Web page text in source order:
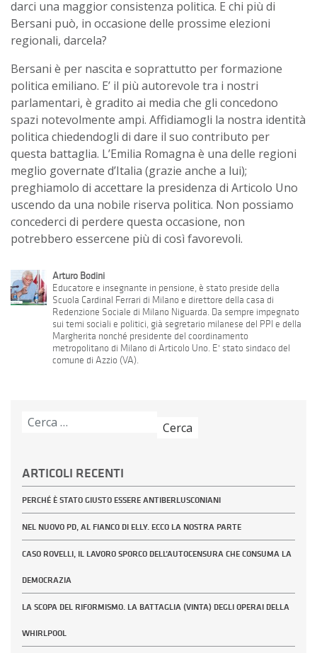
darci una maggior consistenza politica. E chi più di
Bersani può, in occasione delle prossime elezioni
regionali, darcela?
Bersani è per nascita e soprattutto per formazione
politica emiliano. E’ il più autorevole tra i nostri
parlamentari, è gradito ai media che gli concedono
spazi notevolmente ampi. Affidiamogli la nostra identità
politica chiedendogli di dare il suo contributo per
questa battaglia. L’Emilia Romagna è una delle regioni
meglio governate d’Italia (grazie anche a lui);
preghiamolo di accettare la presidenza di Articolo Uno
uscendo da una nobile riserva politica. Non possiamo
concederci di perdere questa occasione, non
potrebbero essercene più di così favorevoli.
Arturo Bodini
Educatore e insegnante in pensione, è stato preside della
Scuola Cardinal Ferrari di Milano e direttore della casa di
Redenzione Sociale di Milano Niguarda. Da sempre impegnato
sui temi sociali e politici, già segretario milanese del PPI e della
Margherita nonché presidente del coordinamento
metropolitano di Milano di Articolo Uno. E' stato sindaco del
comune di Azzio (VA).
Ricerca
ARTICOLI RECENTI
PERCHÉ È STATO GIUSTO ESSERE ANTIBERLUSCONIANI
NEL NUOVO PD, AL FIANCO DI ELLY. ECCO LA NOSTRA PARTE
CASO ROVELLI, IL LAVORO SPORCO DELL’AUTOCENSURA CHE CONSUMA LA
DEMOCRAZIA
LA SCOPA DEL RIFORMISMO. LA BATTAGLIA (VINTA) DEGLI OPERAI DELLA
WHIRLPOOL